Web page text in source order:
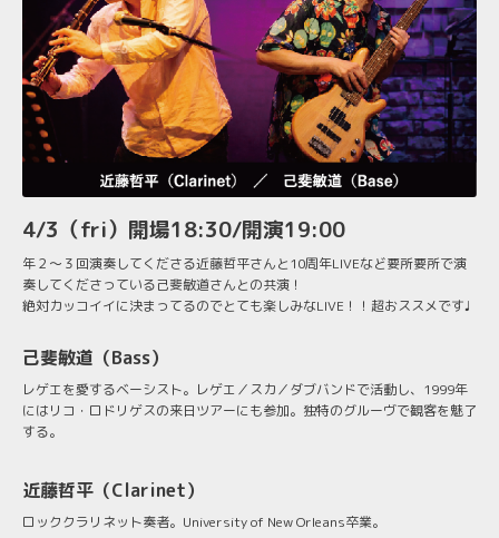
4/3（fri）開場18:30/開演19:00
年２～３回演奏してくださる近藤哲平さんと10周年LIVEなど要所要所で演
奏してくださっている己斐敏道さんとの共演！
絶対カッコイイに決まってるのでとても楽しみなLIVE！！超おススメです♩
己斐敏道（Bass）
レゲエを愛するベーシスト。レゲエ／スカ／ダブバンドで活動し、1999年
にはリコ・ロドリゲスの来日ツアーにも参加。独特のグルーヴで観客を魅了
する。
近藤哲平（Clarinet）
ロッククラリネット奏者。University of New Orleans卒業。